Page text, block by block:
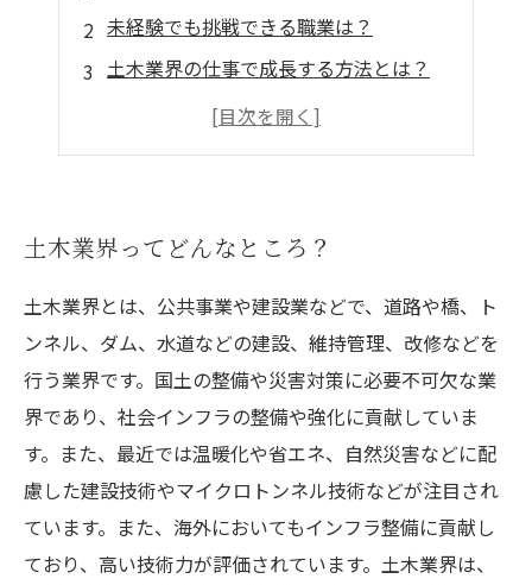
未経験でも挑戦できる職業は？
土木業界の仕事で成長する方法とは？
土木業界の未来が明るい理由とは？
職場でのやりがいや給与について知ろう
土木業界ってどんなところ？
土木業界とは、公共事業や建設業などで、道路や橋、ト
ンネル、ダム、水道などの建設、維持管理、改修などを
行う業界です。国土の整備や災害対策に必要不可欠な業
界であり、社会インフラの整備や強化に貢献していま
す。また、最近では温暖化や省エネ、自然災害などに配
慮した建設技術やマイクロトンネル技術などが注目され
ています。また、海外においてもインフラ整備に貢献し
ており、高い技術力が評価されています。土木業界は、